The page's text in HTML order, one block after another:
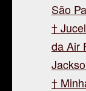
São
da Air